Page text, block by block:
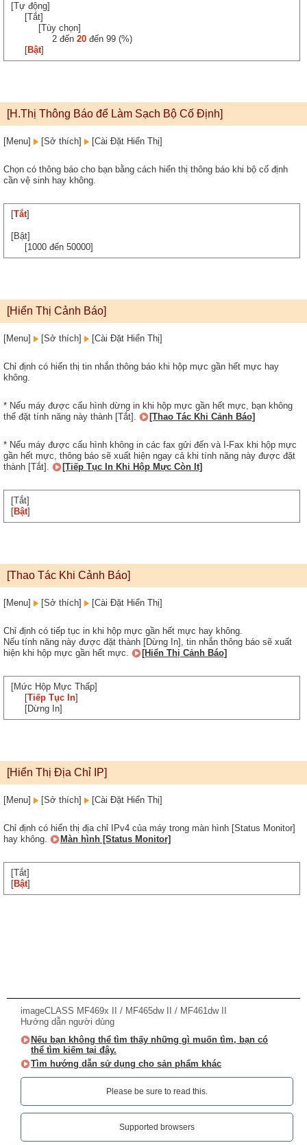
[Tự động]
[Tắt]
[Tùy chọn]
2 đến 20 đến 99 (%)
[Bật]
[H.Thị Thông Báo để Làm Sạch Bộ Cố Định]
[Menu] [Sở thích] [Cài Đặt Hiển Thị]
Chọn có thông báo cho bạn bằng cách hiển thị thông báo khi bộ cố định
cần vệ sinh hay không.
[Tắt]
[Bật]
[1000 đến 50000]
[Hiển Thị Cảnh Báo]
[Menu] [Sở thích] [Cài Đặt Hiển Thị]
Chỉ định có hiển thị tin nhắn thông báo khi hộp mực gần hết mực hay
không.
* Nếu máy được cấu hình dừng in khi hộp mực gần hết mực, bạn không
thể đặt tính năng này thành [Tắt].
[Thao Tác Khi Cảnh Báo]
* Nếu máy được cấu hình không in các fax gửi đến và I-Fax khi hộp mực
gần hết mực, thông báo sẽ xuất hiện ngay cả khi tính năng này được đặt
thành [Tắt].
[Tiếp Tục In Khi Hộp Mực Còn It]
[Tắt]
[Bật]
[Thao Tác Khi Cảnh Báo]
[Menu] [Sở thích] [Cài Đặt Hiển Thị]
Chỉ định có tiếp tục in khi hộp mực gần hết mực hay không.
Nếu tính năng này được đặt thành [Dừng In], tin nhắn thông báo sẽ xuất
hiện khi hộp mực gần hết mực.
[Hiển Thị Cảnh Báo]
[Mức Hộp Mực Thấp]
[Tiếp Tục In]
[Dừng In]
[Hiển Thị Địa Chỉ IP]
[Menu] [Sở thích] [Cài Đặt Hiển Thị]
Chỉ định có hiển thị địa chỉ IPv4 của máy trong màn hình [Status Monitor]
hay không.
Màn hình [Status Monitor]
[Tắt]
[Bật]
imageCLASS MF469x II / MF465dw II / MF461dw II
Hướng dẫn người dùng
Nếu bạn không thể tìm thấy những gì muốn tìm, bạn có
thể tìm kiếm tại đây.
Tìm hướng dẫn sử dụng cho sản phẩm khác
Please be sure to read this.‎
Supported browsers